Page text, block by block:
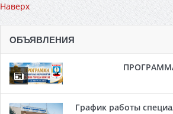
Наверх
ОБЪЯВЛЕНИЯ
График работы